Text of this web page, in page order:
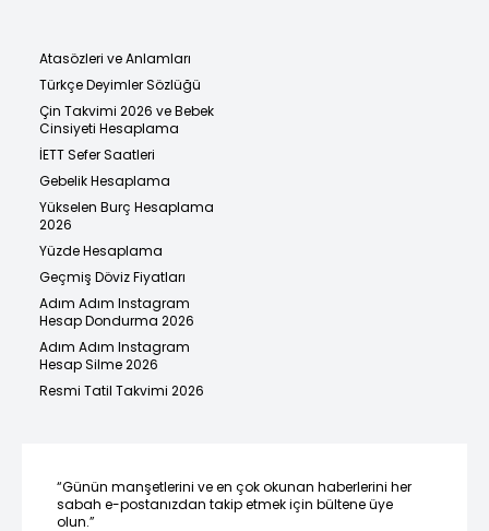
Atasözleri ve Anlamları
Türkçe Deyimler Sözlüğü
Çin Takvimi 2026 ve Bebek
Cinsiyeti Hesaplama
İETT Sefer Saatleri
Gebelik Hesaplama
Yükselen Burç Hesaplama
2026
Yüzde Hesaplama
Geçmiş Döviz Fiyatları
Adım Adım Instagram
Hesap Dondurma 2026
Adım Adım Instagram
Hesap Silme 2026
Resmi Tatil Takvimi 2026
“Günün manşetlerini ve en çok okunan haberlerini her
sabah e-postanızdan takip etmek için bültene üye
olun.”